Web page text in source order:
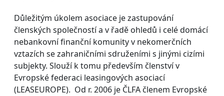
Důležitým úkolem asociace je zastupování
členských společností a v řadě ohledů i celé domácí
nebankovní finanční komunity v nekomerčních
vztazích se zahraničními sdruženími s jinými cizími
subjekty. Slouží k tomu především členství v
Evropské federaci leasingových asociací
(LEASEUROPE). Od r. 2006 je ČLFA členem Evropské